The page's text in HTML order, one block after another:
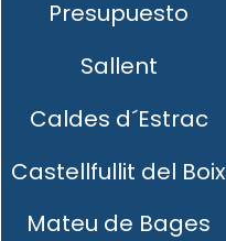
Presupuesto
Sallent
Caldes d´Estrac
Castellfullit del Boix
Mateu de Bages